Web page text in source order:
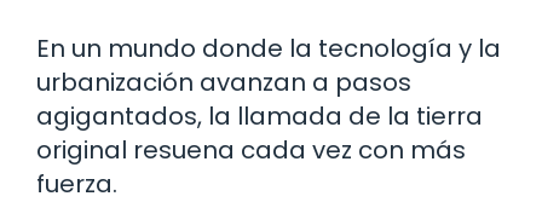
En un mundo donde la tecnología y la
urbanización avanzan a pasos
agigantados, la llamada de la tierra
original resuena cada vez con más
fuerza.